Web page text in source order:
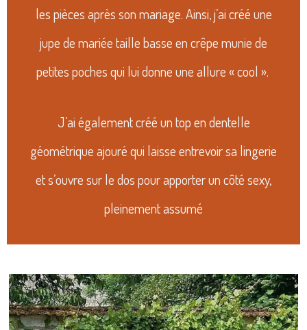
les pièces après son mariage. Ainsi, j’ai créé une
jupe de mariée taille basse en crêpe munie de
petites poches qui lui donne une allure « cool ».
J’ai également créé un top en dentelle
géométrique ajouré qui laisse entrevoir sa lingerie
et s’ouvre sur le dos pour apporter un côté sexy,
pleinement assumé